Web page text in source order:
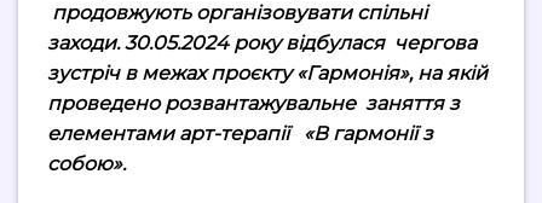
продовжують організовувати спільні
заходи. 30.05.2024 року відбулася чергова
зустріч в межах проєкту «Гармонія», на якій
проведено розвантажувальне заняття з
елементами арт-терапії «В гармонії з
собою».